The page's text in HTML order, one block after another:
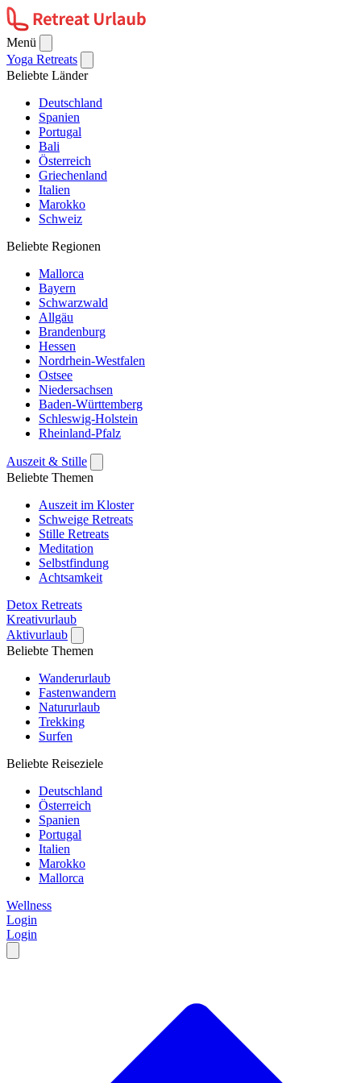
Menü
Yoga Retreats
Beliebte Länder
Deutschland
Spanien
Portugal
Bali
Österreich
Griechenland
Italien
Marokko
Schweiz
Beliebte Regionen
Mallorca
Bayern
Schwarzwald
Allgäu
Brandenburg
Hessen
Nordrhein-Westfalen
Ostsee
Niedersachsen
Baden-Württemberg
Schleswig-Holstein
Rheinland-Pfalz
Auszeit & Stille
Beliebte Themen
Auszeit im Kloster
Schweige Retreats
Stille Retreats
Meditation
Selbstfindung
Achtsamkeit
Detox Retreats
Kreativurlaub
Aktivurlaub
Beliebte Themen
Wanderurlaub
Fastenwandern
Natururlaub
Trekking
Surfen
Beliebte Reiseziele
Deutschland
Österreich
Spanien
Portugal
Italien
Marokko
Mallorca
Wellness
Login
Login